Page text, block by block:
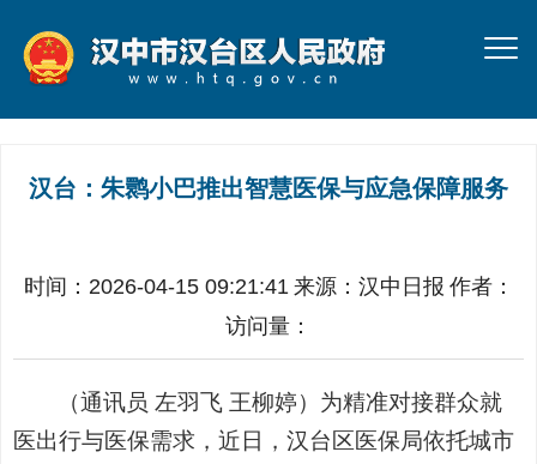
汉台：朱鹮小巴推出智慧医保与应急保障服务
时间：2026-04-15 09:21:41 来源： 汉中日报 作者：
访问量：
（通讯员 左羽飞 王柳婷）为精准对接群众就
医出行与医保需求，近日，汉台区医保局依托城市